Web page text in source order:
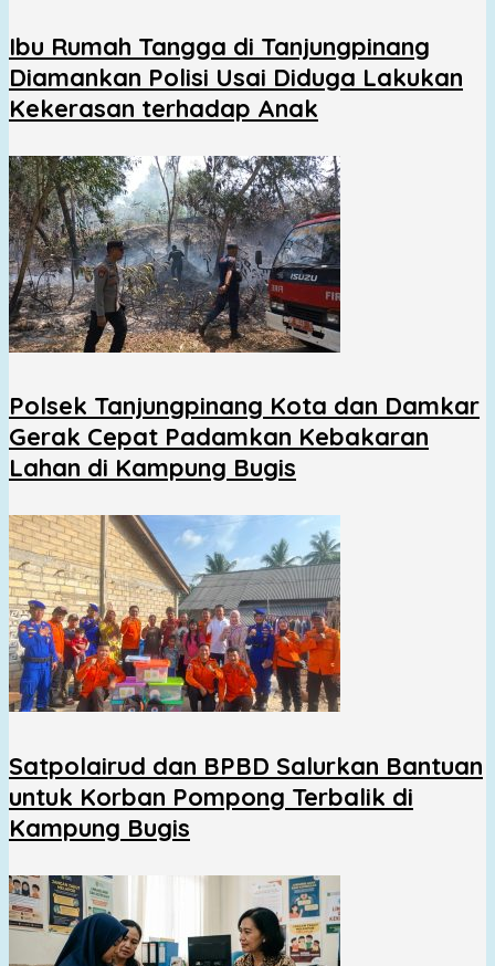
Ibu Rumah Tangga di Tanjungpinang
Diamankan Polisi Usai Diduga Lakukan
Kekerasan terhadap Anak
Polsek Tanjungpinang Kota dan Damkar
Gerak Cepat Padamkan Kebakaran
Lahan di Kampung Bugis
Satpolairud dan BPBD Salurkan Bantuan
untuk Korban Pompong Terbalik di
Kampung Bugis